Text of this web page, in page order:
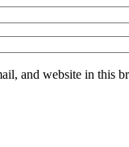
and website in this